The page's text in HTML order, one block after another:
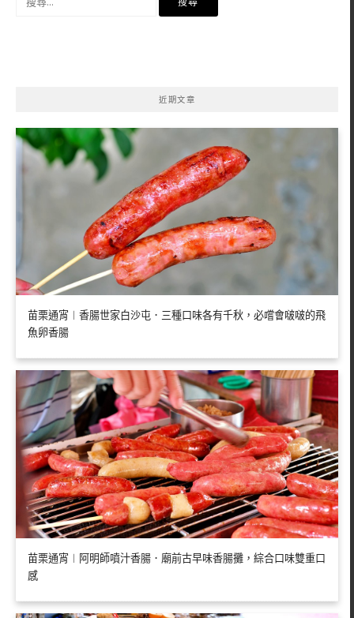
近期文章
苗栗通宵︱香腸世家白沙屯．三種口味各有千秋，必嚐會啵啵的飛
魚卵香腸
苗栗通宵︱阿明師噴汁香腸．廟前古早味香腸攤，綜合口味雙重口
感